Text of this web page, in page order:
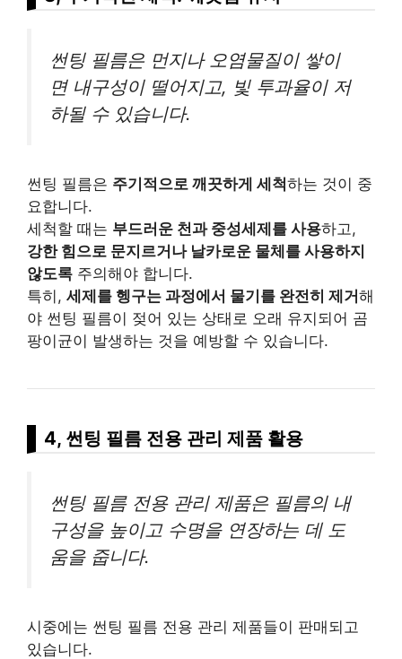
썬팅 필름은 먼지나 오염물질이 쌓이
면 내구성이 떨어지고, 빛 투과율이 저
하될 수 있습니다.
썬팅 필름은 주기적으로 깨끗하게 세척하는 것이 중
요합니다.
세척할 때는 부드러운 천과 중성세제를 사용하고,
강한 힘으로 문지르거나 날카로운 물체를 사용하지
않도록 주의해야 합니다.
특히, 세제를 헹구는 과정에서 물기를 완전히 제거 해
야 썬팅 필름이 젖어 있는 상태로 오래 유지되어 곰
팡이균이 발생하는 것을 예방할 수 있습니다.
4, 썬팅 필름 전용 관리 제품 활용
썬팅 필름 전용 관리 제품은 필름의 내
구성을 높이고 수명을 연장하는 데 도
움을 줍니다.
시중에는 썬팅 필름 전용 관리 제품들이 판매되고
있습니다.